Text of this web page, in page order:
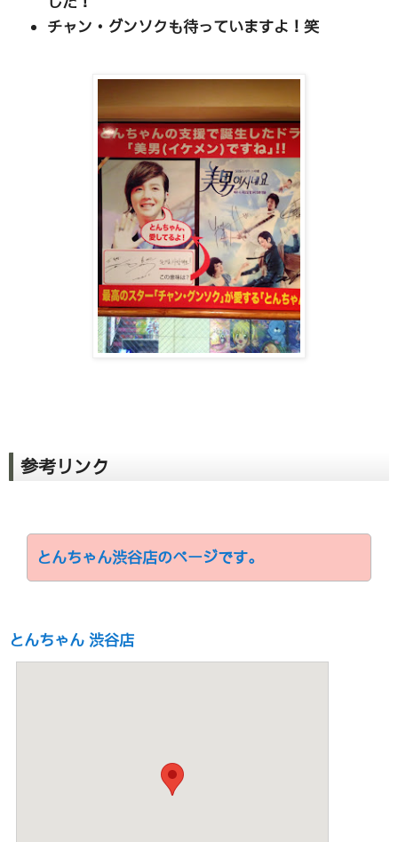
チャン・グンソクも待っていますよ！笑
参考リンク
とんちゃん渋谷店のページです。
とんちゃん 渋谷店